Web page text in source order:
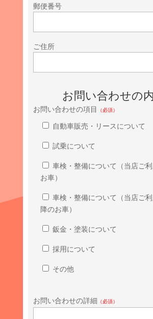
郵便番号
ご住所
お問い合わせの
お問い合わせの項目 （必須）
自動車販売・リースについて
試乗について
車検・整備について（当店ご
お車）
車検・整備について（当店ご
降のお車）
鈑金・塗装について
採用について
その他
お問い合わせの詳細 （必須）